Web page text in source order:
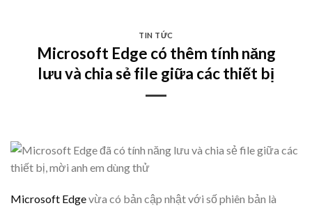
TIN TỨC
Microsoft Edge có thêm tính năng
lưu và chia sẻ file giữa các thiết bị
Microsoft Edgevừa có bản cập nhật với số phiên bản là